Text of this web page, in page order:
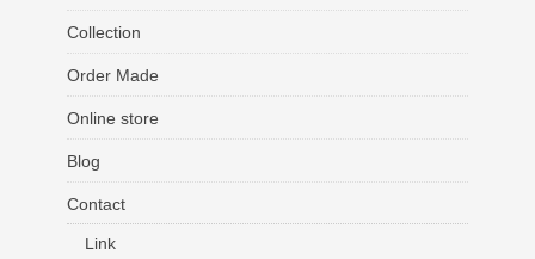
Collection
Order Made
Online store
Blog
Contact
Link